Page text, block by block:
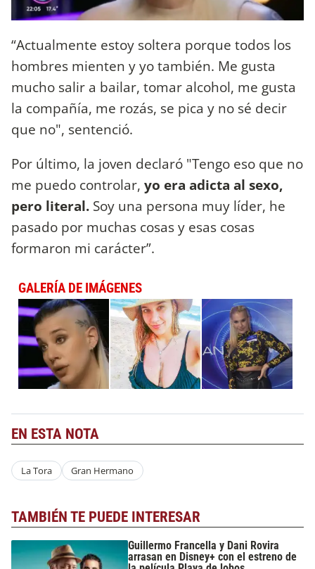
“Actualmente estoy soltera porque todos los
hombres mienten y yo también. Me gusta
mucho salir a bailar, tomar alcohol, me gusta
la compañía, me rozás, se pica y no sé decir
que no", sentenció.
Por último, la joven declaró "Tengo eso que no
me puedo controlar, yo era adicta al sexo,
pero literal. Soy una persona muy líder, he
pasado por muchas cosas y esas cosas
formaron mi carácter”.
GALERÍA DE IMÁGENES
EN ESTA NOTA
La Tora Gran Hermano
TAMBIÉN TE PUEDE INTERESAR
Guillermo Francella y Dani Rovira
arrasan en Disney+ con el estreno de